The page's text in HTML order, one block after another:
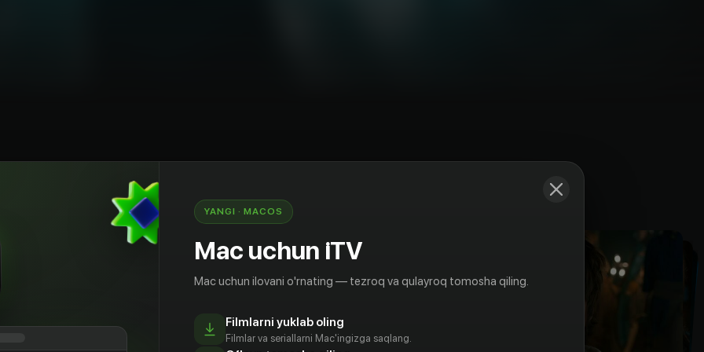
KanadaFinlyandiya
не мечтал попасть в волшебную страну? В
Где исполняются самые несбыточные
необыкновенные существа и происходит
Теперь ваши мечты могут
сколько вам лет. Не важно верите ли вы
и в то, что люди могут летать. Просто
и перед вами окажется Воображариум, где
YANGI · MACOS
Mac uchun iTV
Mac uchun ilovani o'rnating — tezroq va qulayroq tomosha qiling.
Filmlarni yuklab oling
Filmlar va seriallarni Mac'ingizga saqlang.